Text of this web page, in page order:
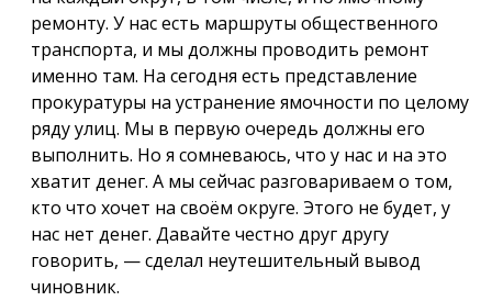
ремонту. У нас есть маршруты общественного
транспорта, и мы должны проводить ремонт
именно там. На сегодня есть представление
прокуратуры на устранение ямочности по целому
ряду улиц. Мы в первую очередь должны его
выполнить. Но я сомневаюсь, что у нас и на это
хватит денег. А мы сейчас разговариваем о том,
кто что хочет на своём округе. Этого не будет, у
нас нет денег. Давайте честно друг другу
говорить, — сделал неутешительный вывод
чиновник.